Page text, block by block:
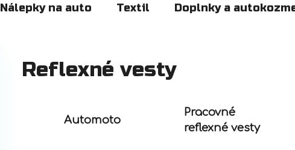
Nálepky na auto Textil Doplnky a
Reflexné vesty
Automoto
Pracovné
reflexné vesty